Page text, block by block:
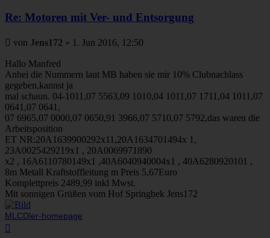
Re: Motoren mit Ver- und Entsorgung
Beitrag
von Jens172 » 1. Jun 2016, 12:50
Hallo Manfred
Anbei die Nummern laut MB haben sie mir 10% Clubnachlass
gegeben,kannst ja
mal schaun. 04-1011,07 5563,09 1010,04 1011,07 1711,04 1011,07
0641,07 0641,
07 6965,07 0000,07 0650,91 3966,07 5710,07 5792,das waren die
Arbeitsposition
ET NR:20A1639900292x11,20A1634701494x 1,
23A0025429219x1 , 20A0069971890
x2 , 16A6110780149x1 ,40A6040940004x1 , 40A6280920101 ,
8m Metall Kraftstoffleitung m Preis 5,67Euro
Komplettpreis 2489,99 inkl Mwst.
Mit sonnigen Grüßen vom Hof Springbek Jens172
MLCDler-homepage